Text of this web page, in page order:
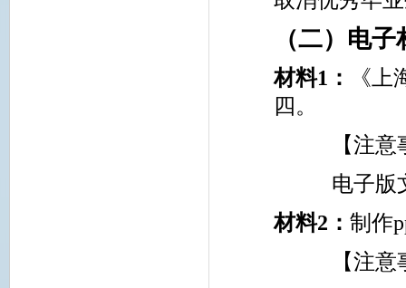
（二）电子
材料1 ：
《
四。
【注
电子版
材料2 ：制作
【注